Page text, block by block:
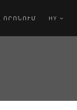
ՈՐՈՆՈՒՄ HY